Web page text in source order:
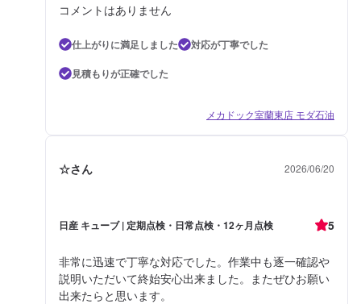
コメントはありません
仕上がりに満足しました
対応が丁寧でした
見積もりが正確でした
メカドック室蘭東店 モダ石油
☆さん 2026/06/20
日産 キューブ | 定期点検・日常点検・12ヶ月点検 5
非常に迅速で丁寧な対応でした。作業中も逐一確認や
説明いただいて終始安心出来ました。またぜひお願い
出来たらと思います。